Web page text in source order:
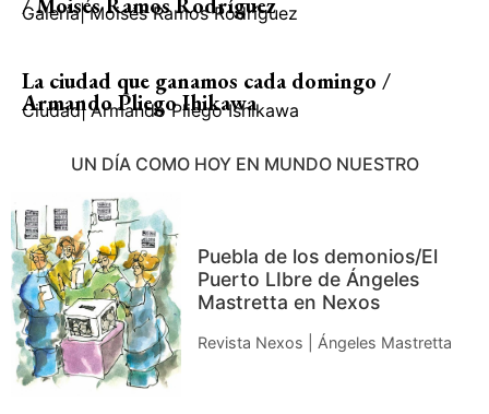
Galería| Moisés Ramos Rodríguez
La ciudad que ganamos cada domingo /
Armando Pliego Ihikawa
Ciudad| Armando Pliego Ishikawa
UN DÍA COMO HOY EN MUNDO NUESTRO
Puebla de los demonios/El
Puerto LIbre de Ángeles
Mastretta en Nexos
Revista Nexos | Ángeles Mastretta